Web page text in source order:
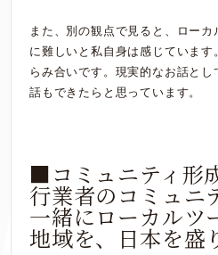
また、別の観点で見ると、ロー
に難しいと私自身は感じていま
らみ合いです。現実的なお話と
話もできたらと思っています。
■コミュニティ形
行業者のコミュニ
一緒にローカルツ
地域を、日本を盛